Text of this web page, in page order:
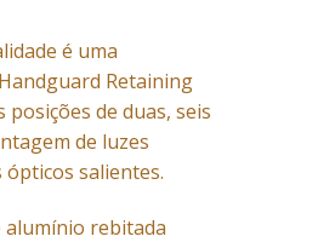
é uma
Retaining
de duas, seis
de luzes
salientes.
alumínio rebitada